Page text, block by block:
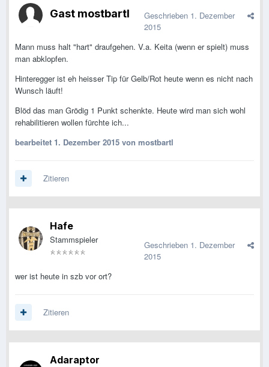
Gast mostbartl Geschrieben 1. Dezember
2015
Mann muss halt "hart" draufgehen. V.a. Keita (wenn er spielt) muss
man abklopfen.
Hinteregger ist eh heisser Tip für Gelb/Rot heute wenn es nicht nach
Wunsch läuft!
Blöd das man Grödig 1 Punkt schenkte. Heute wird man sich wohl
rehabilitieren wollen fürchte ich...
bearbeitet 1. Dezember 2015 von mostbartl
Zitieren
Hafe
Stammspieler Geschrieben 1. Dezember
2015
wer ist heute in szb vor ort?
Zitieren
Adaraptor